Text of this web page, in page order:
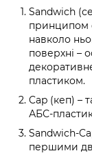
Sandwich
принципом
навколо
поверхні –
пластиком.
Cap (кеп) –
АБС-
Sandwich-
першими